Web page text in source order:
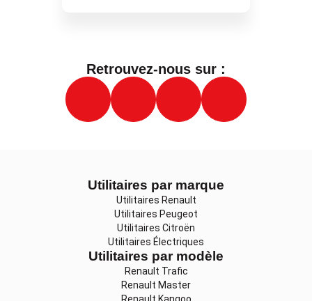
Retrouvez-nous sur :
Utilitaires par marque
Utilitaires Renault
Utilitaires Peugeot
Utilitaires Citroën
Utilitaires Électriques
Utilitaires par modèle
Renault Trafic
Renault Master